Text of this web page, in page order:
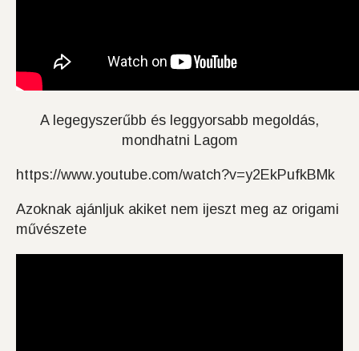
A legegyszerűbb és leggyorsabb megoldás,
mondhatni Lagom
https://www.youtube.com/watch?v=y2EkPufkBMk
Azoknak ajánljuk akiket nem ijeszt meg az origami
művészete